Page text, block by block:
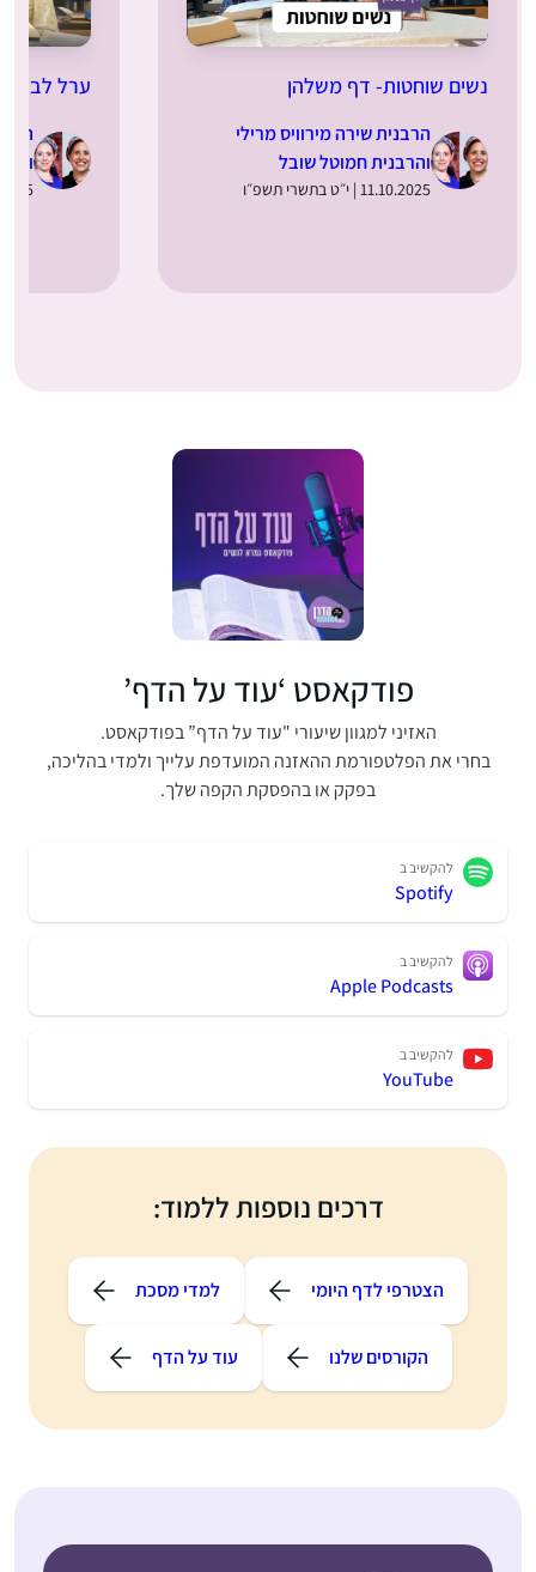
נשים שוחטות- דף משלהן
הרבנית שירה מירוויס מרילי
והרבנית חמוטל שובל
11.10.2025 | י״ט בתשרי תשפ״ו
ערל לב-
04.10.2025
פודקאסט ‘עוד על הדף’
האזיני למגוון שיעורי "עוד על הדף” בפודקאסט.
בחרי את הפלטפורמת ההאזנה המועדפת עלייך ולמדי בהליכה,
בפקק או בהפסקת הקפה שלך.
להקשיב ב
Spotify
להקשיב ב
Apple Podcasts
להקשיב ב
YouTube
דרכים נוספות ללמוד:
הצטרפי לדף היומי למדי מסכת
הקורסים שלנו עוד על הדף